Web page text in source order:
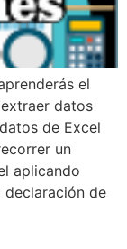
el
datos
de Excel
un
aplicando
declaración de